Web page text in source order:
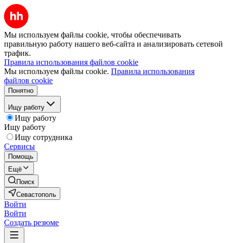
Мы используем файлы cookie, чтобы обеспечивать
правильную работу нашего веб-сайта и анализировать сетевой
трафик.
Правила использования файлов cookie
Мы используем файлы cookie. Правила использования
файлов cookie
Понятно
Ищу работу
Ищу работу
Ищу работу
Ищу сотрудника
Сервисы
Помощь
Ещё
Поиск
Севастополь
Войти
Войти
Создать резюме